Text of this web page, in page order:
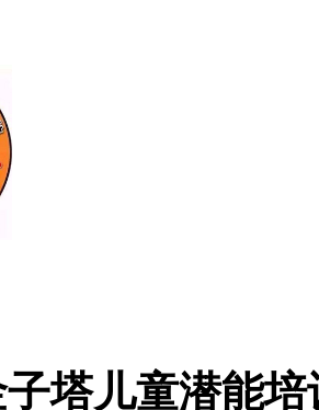
塔儿童潜能培